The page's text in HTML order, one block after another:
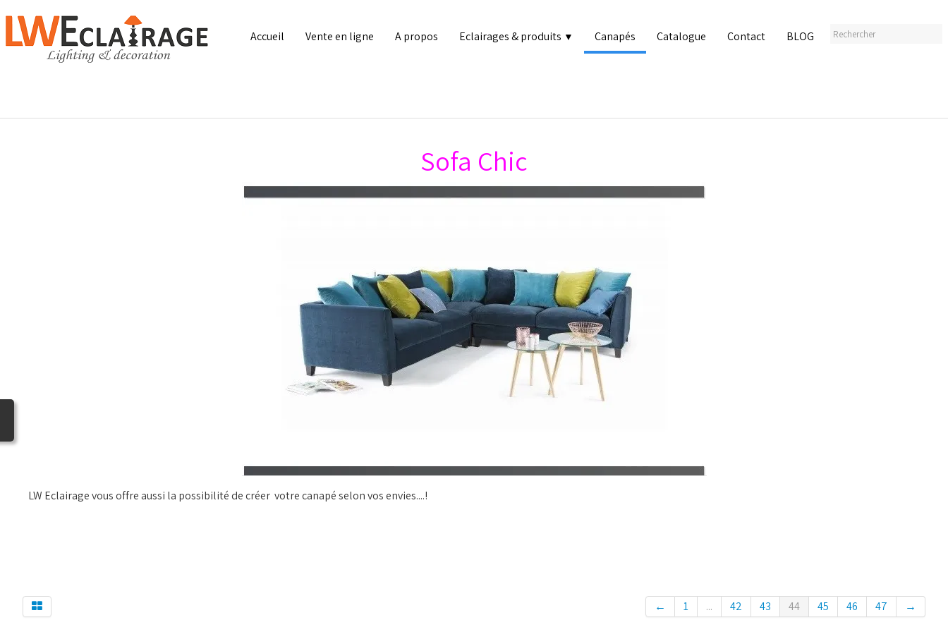
Accueil Vente en ligne A propos Eclairages & produits ▼ Canapés Catalogue Contact BLOG
Sofa Chic
LW Eclairage vous offre aussi la possibilité de créer votre canapé selon vos envies....!
← 1 ... 42 43 44 45 46 47 →